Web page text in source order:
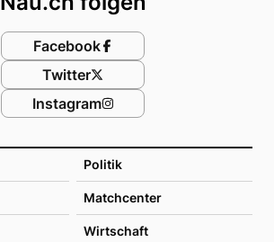
Politik
Matchcenter
Wirtschaft
Facebook
Twitter
Instagram